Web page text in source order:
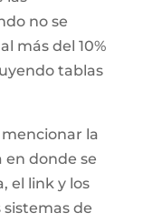
no se
más del 10%
tablas
la
donde se
el link y los
de